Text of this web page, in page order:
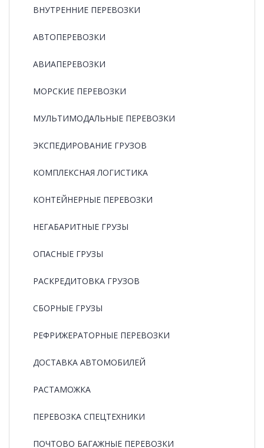
ВНУТРЕННИЕ ПЕРЕВОЗКИ
АВТОПЕРЕВОЗКИ
АВИАПЕРЕВОЗКИ
МОРСКИЕ ПЕРЕВОЗКИ
МУЛЬТИМОДАЛЬНЫЕ ПЕРЕВОЗКИ
ЭКСПЕДИРОВАНИЕ ГРУЗОВ
КОМПЛЕКСНАЯ ЛОГИСТИКА
КОНТЕЙНЕРНЫЕ ПЕРЕВОЗКИ
НЕГАБАРИТНЫЕ ГРУЗЫ
ОПАСНЫЕ ГРУЗЫ
РАCКРЕДИТОВКА ГРУЗОВ
СБОРНЫЕ ГРУЗЫ
РЕФРИЖЕРАТОРНЫЕ ПЕРЕВОЗКИ
ДОСТАВКА АВТОМОБИЛЕЙ
РАСТАМОЖКА
ПЕРЕВОЗКА СПЕЦТЕХНИКИ
ПОЧТОВО БАГАЖНЫЕ ПЕРЕВОЗКИ